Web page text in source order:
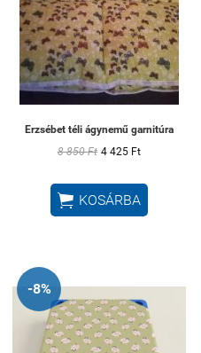
Erzsébet téli ágynemű garnitúra
8 850 Ft 4 425 Ft
 KOSÁRBA
-8%